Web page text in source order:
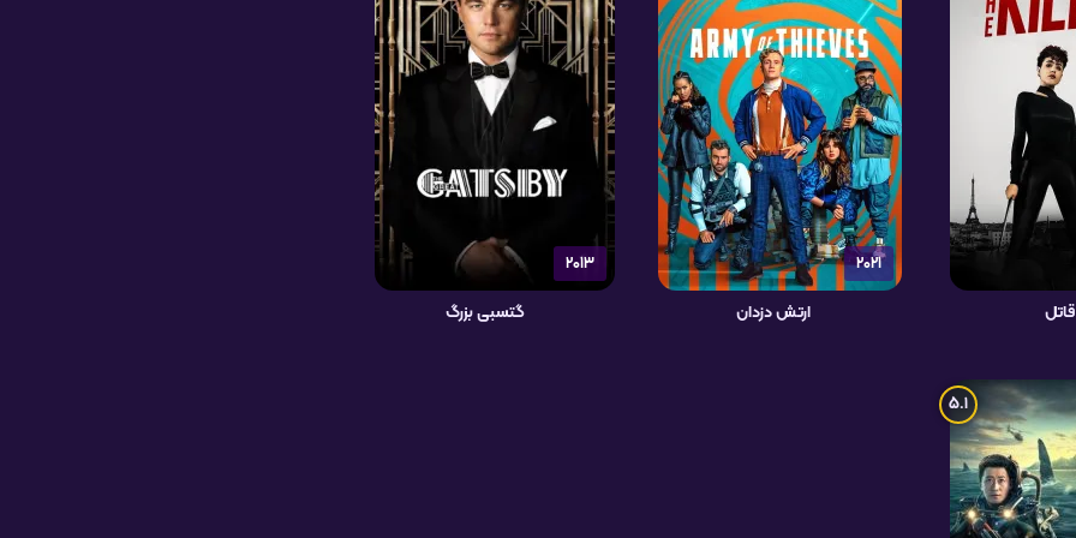
قاتل
2021
ارتش دزدان
2013
گتسبی بزرگ
5.1